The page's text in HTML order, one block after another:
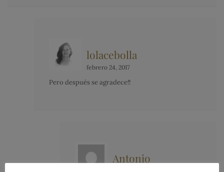
lolacebolla
febrero 24, 2017
Pero después se agradece!!
Antonio